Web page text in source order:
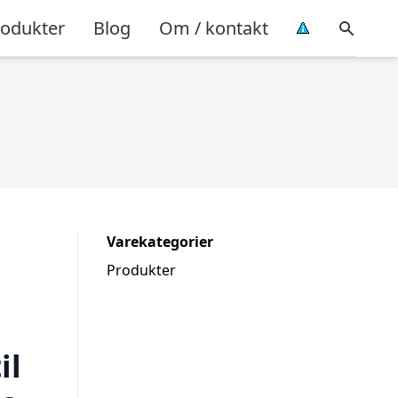
Blog Om / kontakt
Varekategorier
Produkter